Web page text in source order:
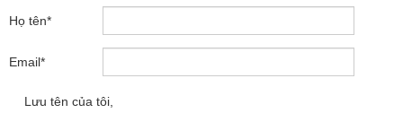
Họ tên*
Email*
Lưu tên của tôi,